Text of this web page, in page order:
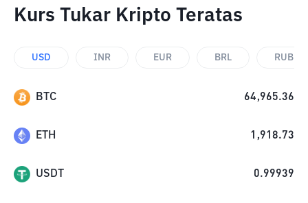
Kurs Tukar Kripto Teratas
USD INR EUR BRL RUB
BTC 64,965.36
ETH 1,918.73
USDT 0.99939